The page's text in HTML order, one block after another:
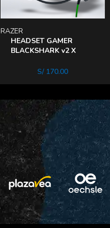
HEADSET GAMER
BLACKSHARK v2 X
RAZER
S/170.00